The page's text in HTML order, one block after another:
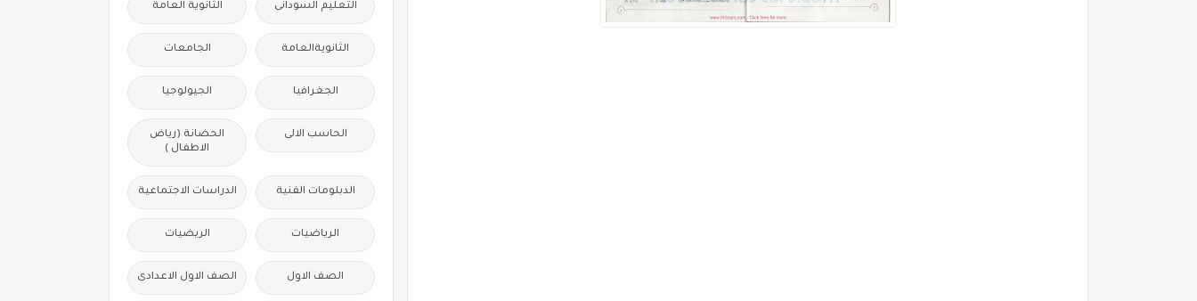
التعليم السودانى الثانوية العامة
الثانويةالعامة الجامعات
الجغرافيا الجيولوجيا
الحاسب الالى
الحضانة (رياض
الاطفال )
الدبلومات الفنية الدراسات الاجتماعية
الرياضيات الريضيات
الصف الاول الصف الاول الاعدادى